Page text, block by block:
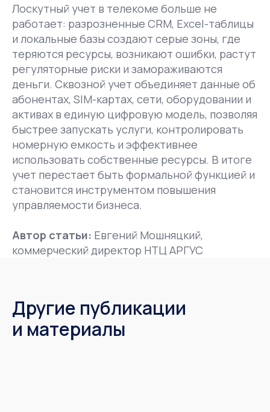
Лоскутный учет в телекоме больше не
работает: разрозненные CRM, Excel-таблицы
и локальные базы создают серые зоны, где
теряются ресурсы, возникают ошибки, растут
регуляторные риски и замораживаются
деньги. Сквозной учет объединяет данные об
абонентах, SIM-картах, сети, оборудовании и
активах в единую цифровую модель, позволяя
быстрее запускать услуги, контролировать
номерную емкость и эффективнее
использовать собственные ресурсы. В итоге
учет перестает быть формальной функцией и
становится инструментом повышения
управляемости бизнеса.
Автор статьи: Евгений Мошняцкий,
коммерческий директор НТЦ АРГУС
Другие публикации
и материалы